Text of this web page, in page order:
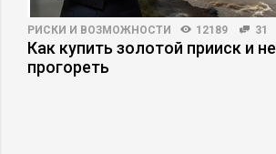
РИСКИ И ВОЗМОЖНОСТИ 12189 31
Как купить золотой прииск и не
прогореть